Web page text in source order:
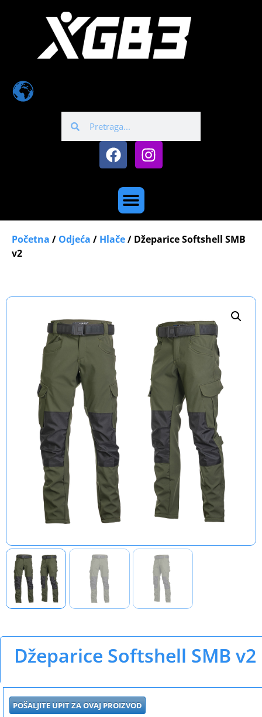
Početna / Odjeća / Hlače/ Džeparice Softshell SMB
v2
Džeparice Softshell SMB v2
POŠALJITE UPIT ZA OVAJ PROIZVOD